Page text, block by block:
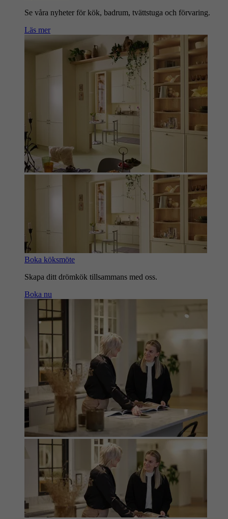
Se våra nyheter för kök, badrum, tvättstuga och förvaring.
Läs mer
Boka köksmöte
Skapa ditt drömkök tillsammans med oss.
Boka nu